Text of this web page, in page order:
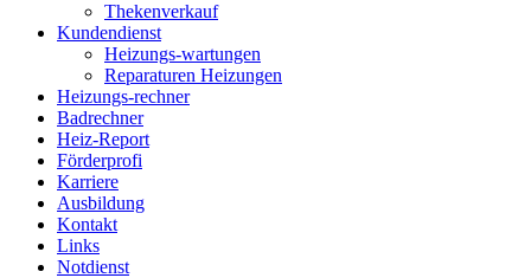
Thekenverkauf
Kundendienst
Heizungs-wartungen
Reparaturen Heizungen
Heizungs-rechner
Badrechner
Heiz-Report
Förderprofi
Karriere
Ausbildung
Kontakt
Links
Notdienst